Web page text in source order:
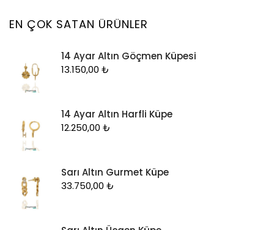
Küpe
Piercing
Şahmeran
Yüzük
EN ÇOK SATAN ÜRÜNLER
14 Ayar Altın Göçmen Küpesi
13.150,00 ₺
14 Ayar Altın Harfli Küpe
12.250,00 ₺
Sarı Altın Gurmet Küpe
33.750,00 ₺